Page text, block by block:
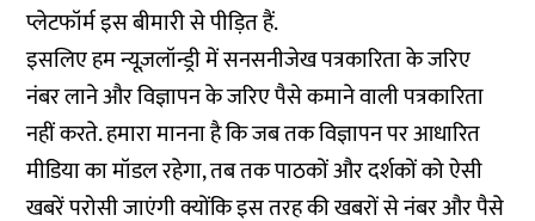
प्लेटफॉर्म इस बीमारी से पीड़ित हैं.
इसलिए हम न्यूज़लॉन्ड्री में सनसनीजेख पत्रकारिता के जरिए
नंबर लाने और विज्ञापन के जरिए पैसे कमाने वाली पत्रकारिता
नहीं करते. हमारा मानना है कि जब तक विज्ञापन पर आधारित
मीडिया का मॉडल रहेगा, तब तक पाठकों और दर्शकों को ऐसी
खबरें परोसी जाएंगी क्योंकि इस तरह की खबरों से नंबर और पैसे